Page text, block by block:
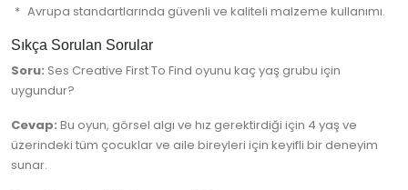
Avrupa standartlarında güvenli ve kaliteli malzeme kullanımı.
Sıkça Sorulan Sorular
Soru: Ses Creative First To Find oyunu kaç yaş grubu için
uygundur?
Cevap: Bu oyun, görsel algı ve hız gerektirdiği için 4 yaş ve
üzerindeki tüm çocuklar ve aile bireyleri için keyifli bir deneyim
sunar.